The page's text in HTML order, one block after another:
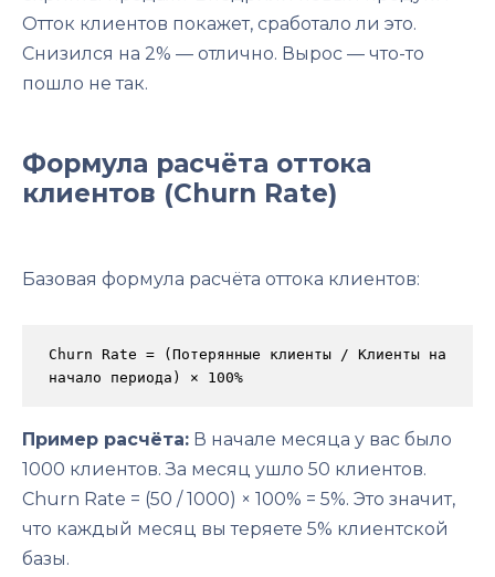
Отток клиентов покажет, сработало ли это.
Снизился на 2% — отлично. Вырос — что-то
пошло не так.
Формула расчёта оттока
клиентов (Churn Rate)
Базовая формула расчёта оттока клиентов:
Churn Rate = (Потерянные клиенты / Клиенты на
начало периода) × 100%
Пример расчёта: В начале месяца у вас было
1000 клиентов. За месяц ушло 50 клиентов.
Churn Rate = (50 / 1000) × 100% = 5%. Это значит,
что каждый месяц вы теряете 5% клиентской
базы.